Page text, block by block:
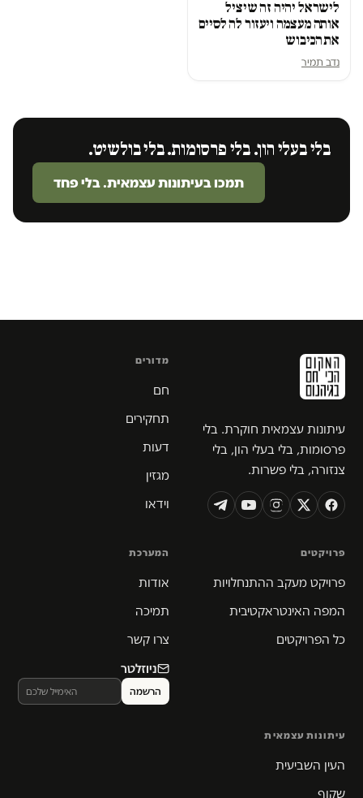
לישראל יהיה זה שיציל
אותה מעצמה ויעזור לה לסיים
את הכיבוש
נדב תמיר
בלי בעלי הון. בלי פרסומות. בלי בולשיט.
תמכו בעיתונות עצמאית. בלי פחד
עיתונות עצמאית חוקרת. בלי
פרסומות, בלי בעלי הון, בלי
צנזורה, בלי פשרות.
מדורים
חם
תחקירים
דעות
מגזין
וידאו
פרויקטים
פרויקט מעקב ההתנחלויות
המפה האינטראקטיבית
כל הפרויקטים
המערכת
אודות
תמיכה
צרו קשר
ניוזלטר
עיתונות עצמאית
העין השביעית
שקוף